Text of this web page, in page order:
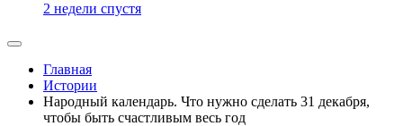
2 недели спустя
Главная
Истории
Народный календарь. Что нужно сделать 31 декабря,
чтобы быть счастливым весь год